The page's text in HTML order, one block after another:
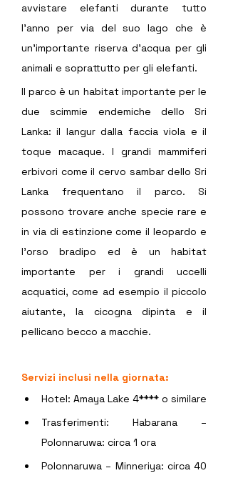
avvistare elefanti durante tutto
l'anno per via del suo lago che è
un’importante riserva d’acqua per gli
animali e soprattutto per gli elefanti.
Il parco è un habitat importante per le
due scimmie endemiche dello Sri
Lanka: il langur dalla faccia viola e il
toque macaque. I grandi mammiferi
erbivori come il cervo sambar dello Sri
Lanka frequentano il parco. Si
possono trovare anche specie rare e
in via di estinzione come il leopardo e
l'orso bradipo ed è un habitat
importante per i grandi uccelli
acquatici, come ad esempio il piccolo
aiutante, la cicogna dipinta e il
pellicano becco a macchie.
Servizi inclusi nella giornata:
Hotel: Amaya Lake 4**** o similare
Trasferimenti: Habarana –
Polonnaruwa: circa 1 ora
Polonnaruwa – Minneriya: circa 40